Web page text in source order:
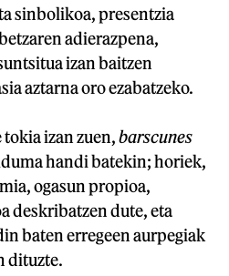
sinbolikoa, presentzia
adierazpena,
izan baitzen
aztarna oro ezabatzeko.
izan zuen,barscunes
handi batekin; horiek,
ogasun propioa,
deskribatzen dute, eta
baten erregeen aurpegiak
dituzte.